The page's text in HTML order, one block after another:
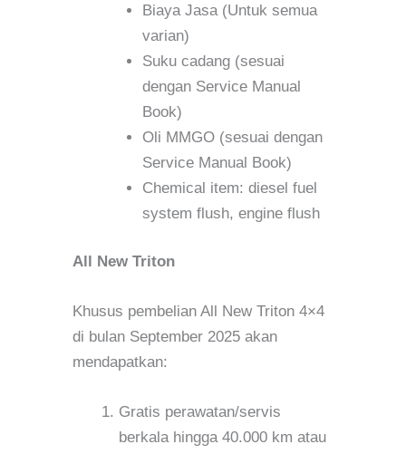
Biaya Jasa (Untuk semua
varian)
Suku cadang (sesuai
dengan Service Manual
Book)
Oli MMGO (sesuai dengan
Service Manual Book)
Chemical item: diesel fuel
system flush, engine flush
All New Triton
Khusus pembelian All New Triton 4×4
di bulan September 2025 akan
mendapatkan:
Gratis perawatan/servis
berkala hingga 40.000 km atau